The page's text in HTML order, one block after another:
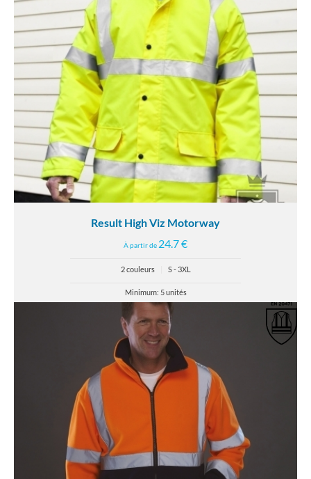
Result High Viz Motorway
À partir de 24.7 €
2 couleurs S - 3XL
Minimum: 5 unités